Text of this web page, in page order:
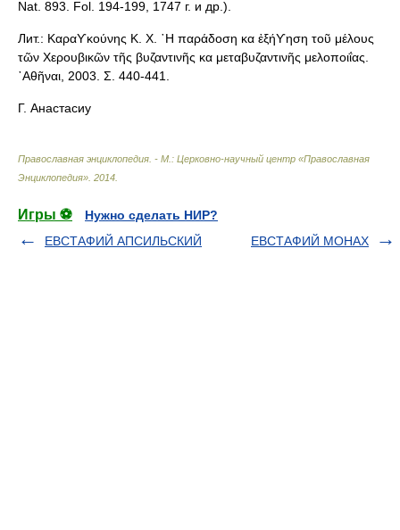
Nat. 893. Fol. 194-199, 1747 г. и др.).
Лит.: Καραϒκούνης Κ. Χ. ῾Η παράδοση κα ἐξήϒηση τοῦ μέλους
τῶν Χερουβικῶν τῆς βυζαντινῆς κα μεταβυζαντινῆς μελοποιΐας.
᾿Αθῆναι, 2003. Σ. 440-441.
Г. Анастасиу
Православная энциклопедия. - М.: Церковно-научный центр «Православная
Энциклопедия» 2014
Игры ⚽
Нужно сделать НИР?
ЕВСТАФИЙ АПСИЛЬСКИЙ
ЕВСТАФИЙ МОНАХ